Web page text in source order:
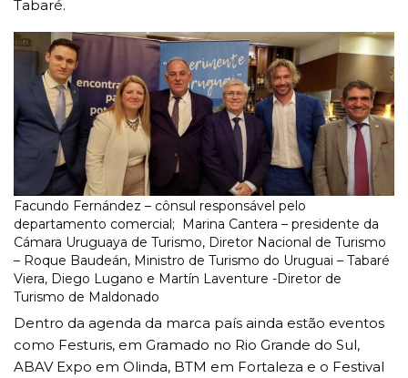
Tabaré.
Facundo Fernández – cônsul responsável pelo
departamento comercial; Marina Cantera – presidente da
Cámara Uruguaya de Turismo, Diretor Nacional de Turismo
– Roque Baudeán, Ministro de Turismo do Uruguai – Tabaré
Viera, Diego Lugano e Martín Laventure -Diretor de
Turismo de Maldonado
Dentro da agenda da marca país ainda estão eventos
como Festuris, em Gramado no Rio Grande do Sul,
ABAV Expo em Olinda, BTM em Fortaleza e o Festival